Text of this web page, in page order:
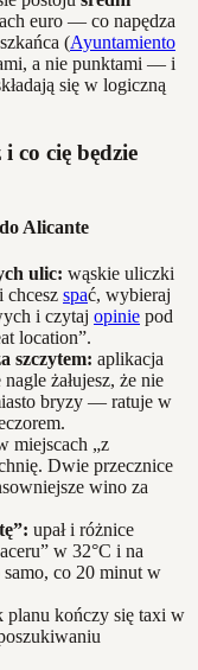
euro — co napędza
(Ayuntamiento
a nie punktami — i
się w logiczną
co cię będzie
Alicante
ulic: wąskie uliczki
chcesz spać, wybieraj
i czytaj opinie pod
location”.
szczytem: aplikacja
żałujesz, że nie
bryzy — ratuje w
miejscach „z
Dwie przecznice
wino za
upał i różnice
w 32°C i na
samo, co 20 minut w
planu kończy się taxi w